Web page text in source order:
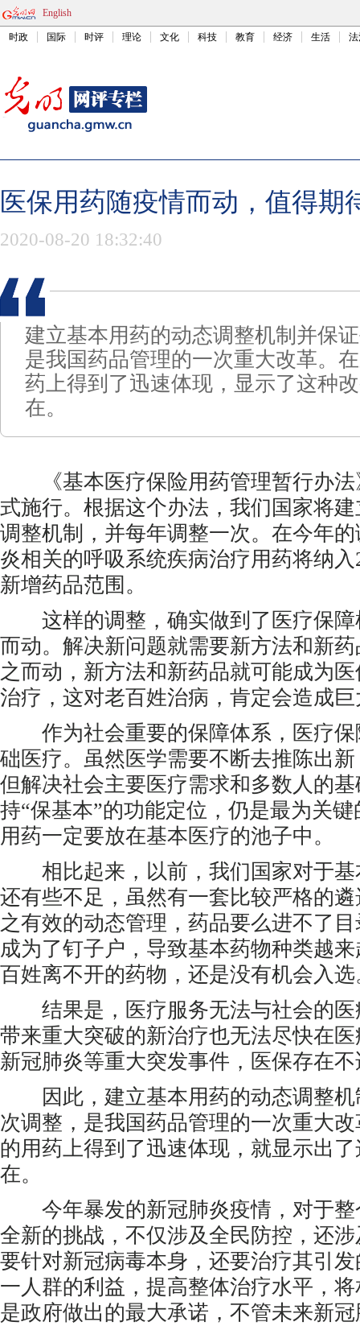
English
时政 国际 时评 理论 文化 科技 教育 经济 生活
医保用药随疫情而动，值得期
2020-08-20 18:32:40
建立基本用药的动态调整机制并保
是我国药品管理的一次重大改革。
药上得到了迅速体现，显示了这种
在。
《基本医疗保险用药管理暂行办法
式施行。根据这个办法，我们国家将
调整机制，并每年调整一次。在今年
炎相关的呼吸系统疾病治疗用药将纳
新增药品范围。
这样的调整，确实做到了医疗保障
而动。解决新问题就需要新方法和新
之而动，新方法和新药品就可能成为
治疗，这对老百姓治病，肯定会造成
作为社会重要的保障体系，医疗保
础医疗。虽然医学需要不断去推陈出
但解决社会主要医疗需求和多数人的
持“保基本”的功能定位，仍是最为关
用药一定要放在基本医疗的池子中。
相比起来，以前，我们国家对于基
还有些不足，虽然有一套比较严格的
之有效的动态管理，药品要么进不了
成为了钉子户，导致基本药物种类越
百姓离不开的药物，还是没有机会入选
结果是，医疗服务无法与社会的医
带来重大突破的新治疗也无法尽快在
新冠肺炎等重大突发事件，医保存在
因此，建立基本用药的动态调整机
次调整，是我国药品管理的一次重大
的用药上得到了迅速体现，就显示出
在。
今年暴发的新冠肺炎疫情，对于整
全新的挑战，不仅涉及全民防控，还
要针对新冠病毒本身，还要治疗其引
一人群的利益，提高整体治疗水平，
是政府做出的最大承诺，不管未来新